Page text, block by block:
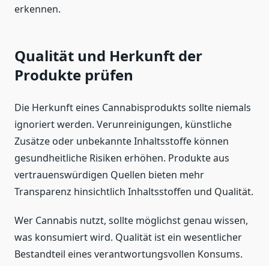
erkennen.
Qualität und Herkunft der
Produkte prüfen
Die Herkunft eines Cannabisprodukts sollte niemals
ignoriert werden. Verunreinigungen, künstliche
Zusätze oder unbekannte Inhaltsstoffe können
gesundheitliche Risiken erhöhen. Produkte aus
vertrauenswürdigen Quellen bieten mehr
Transparenz hinsichtlich Inhaltsstoffen und Qualität.
Wer Cannabis nutzt, sollte möglichst genau wissen,
was konsumiert wird. Qualität ist ein wesentlicher
Bestandteil eines verantwortungsvollen Konsums.